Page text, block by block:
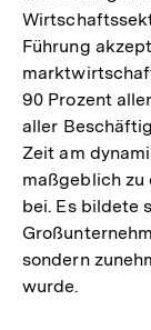
Führung
90 Prozent
aller
Zeit am
maßgeblich zu
bei. Es bildete
sondern
wurde.